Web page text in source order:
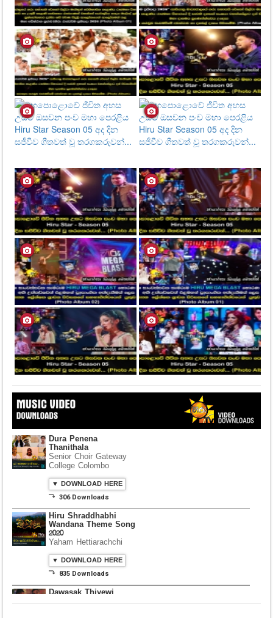
Dura Penena
Thanithala
Senior Choir Gateway
College Colombo
▼ DOWNLOAD HERE
⤵ 306 Downloads
Hiru Shraddhabhi
Wandana Theme Song
2020
Yaham Hettiarachchi
▼ DOWNLOAD HERE
⤵ 835 Downloads
Dawasak Thiyewi